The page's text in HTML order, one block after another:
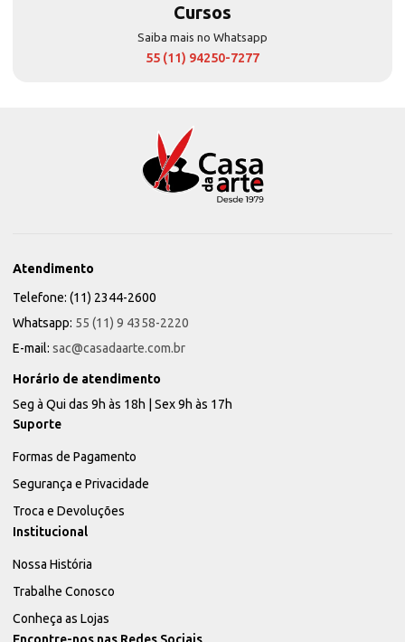
Cursos
Saiba mais no Whatsapp
55 (11) 94250-7277
Atendimento
Telefone: (11) 2344-2600
Whatsapp: 55 (11) 9 4358-2220
E-mail: sac@casadaarte.com.br
Horário de atendimento
Seg à Qui das 9h às 18h | Sex 9h às 17h
Suporte
Formas de Pagamento
Segurança e Privacidade
Troca e Devoluções
Institucional
Nossa História
Trabalhe Conosco
Conheça as Lojas